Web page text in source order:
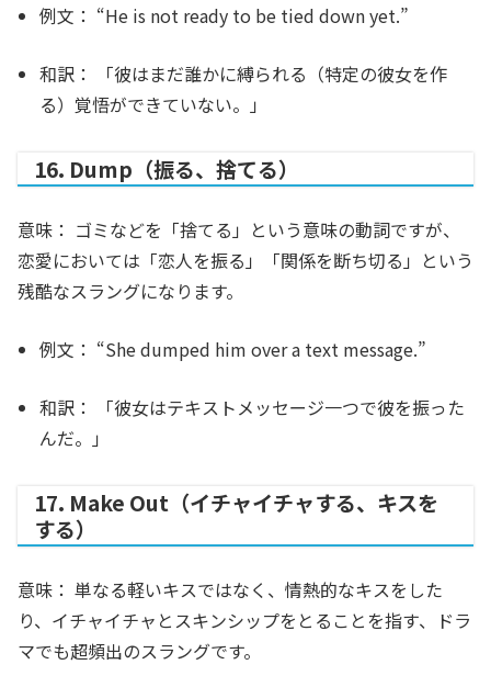
例文： “He is not ready to be tied downyet.”
和訳：
「彼はまだ誰かに縛られる（特定の彼女を作
る）覚悟ができていない。」
16. Dump（振る、捨てる）
意味： ゴミなどを「捨てる」という意味の動詞ですが、
恋愛においては「恋人を振る」「関係を断ち切る」という
残酷なスラングになります。
例文： “Shedumped him over a text message.”
和訳：
「彼女はテキストメッセージ一つで彼を振った
んだ。」
17. Make Out（イチャイチャする、キスを
する）
意味： 単なる軽いキスではなく、情熱的なキスをした
り、イチャイチャとスキンシップをとることを指す、ドラ
マでも超頻出のスラングです。